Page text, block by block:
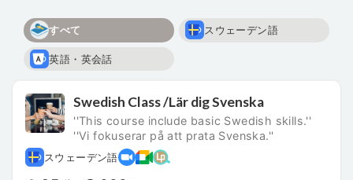
すべて スウェーデン語
英語・英会話
Swedish Class /Lär dig Svenska
''This course include basic Swedish skills.''
''Vi fokuserar på att prata Svenska.''
スウェーデン語